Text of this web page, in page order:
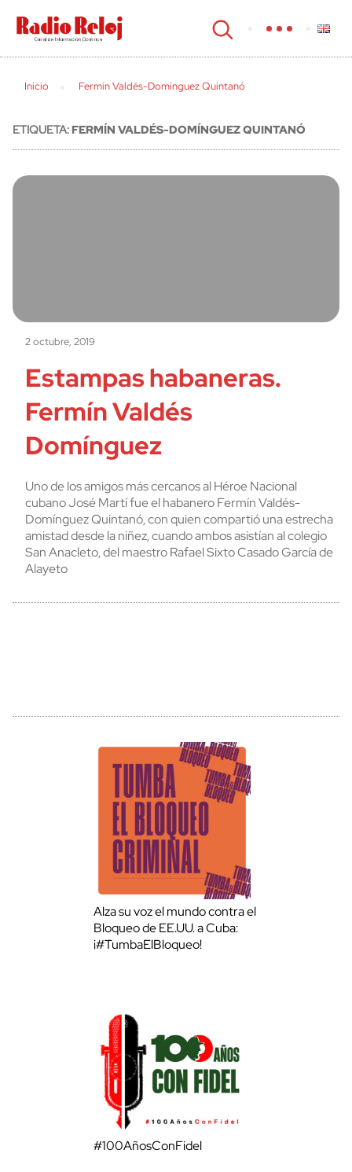
cerrar
Inicio Fermín Valdés-Domínguez Quintanó
ETIQUETA:FERMÍN VALDÉS-DOMÍNGUEZ QUINTANÓ
2 octubre, 2019
Estampas habaneras.
Fermín Valdés
Domínguez
Uno de los amigos más cercanos al Héroe Nacional
cubano José Martí fue el habanero Fermín Valdés-
Domínguez Quintanó, con quien compartió una estrecha
amistad desde la niñez, cuando ambos asistían al colegio
San Anacleto, del maestro Rafael Sixto Casado García de
Alayeto
Alza su voz el mundo contra el
Bloqueo de EE.UU. a Cuba:
¡#TumbaElBloqueo!
#100AñosConFidel